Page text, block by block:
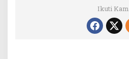
Ikuti